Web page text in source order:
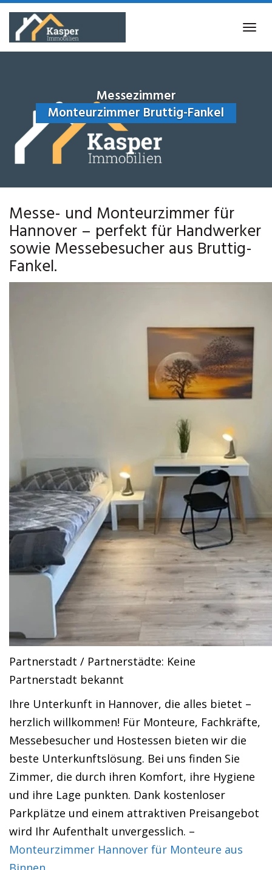
Skip
main
Messezimmer
Monteurzimmer Bruttig-Fankel
Messe- und Monteurzimmer für
Hannover – perfekt für Handwerker
sowie Messebesucher aus Bruttig-
Fankel.
Partnerstadt / Partnerstädte: Keine
Partnerstadt bekannt
Ihre Unterkunft in Hannover, die alles bietet –
herzlich willkommen! Für Monteure, Fachkräfte,
Messebesucher und Hostessen bieten wir die
beste Unterkunftslösung. Bei uns finden Sie
Zimmer, die durch ihren Komfort, ihre Hygiene
und ihre Lage punkten. Dank kostenloser
Parkplätze und einem attraktiven Preisangebot
wird Ihr Aufenthalt unvergesslich. –
Monteurzimmer Hannover für Monteure aus